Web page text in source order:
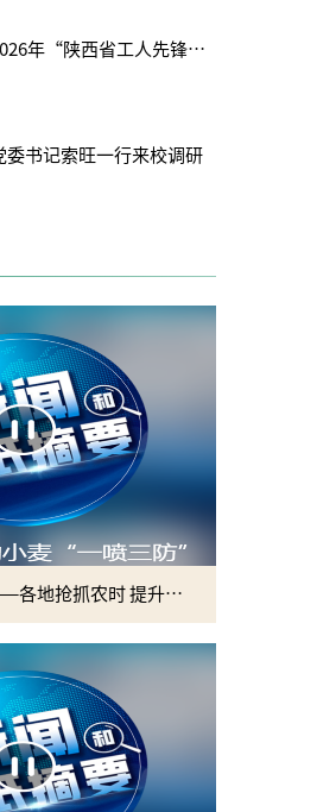
植物保护学院获评2026年“陕西省工人先锋号”
委书记索旺一行来校调研
央广全国新闻联播——各地抢抓农时 提升春管效率 夯实夏粮增收基础 (2)